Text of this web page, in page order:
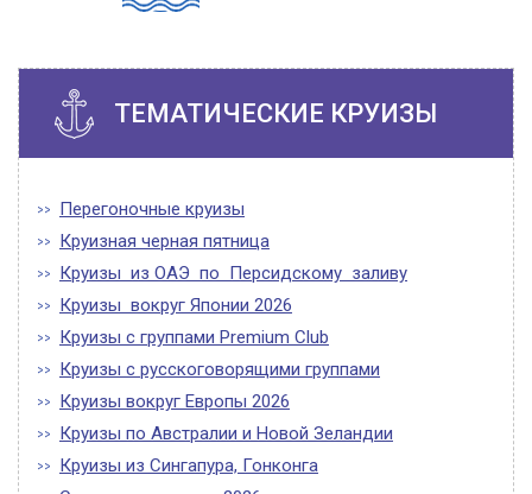
ТЕМАТИЧЕСКИЕ КРУИЗЫ
Перегоночные круизы
Круизная черная пятница
Круизы из ОАЭ по Персидскому заливу
Круизы вокруг Японии 2026
Круизы с группами Premium Club
Круизы с русскоговорящими группами
Круизы вокруг Европы 2026
Круизы по Австралии и Новой Зеландии
Круизы из Сингапура, Гонконга